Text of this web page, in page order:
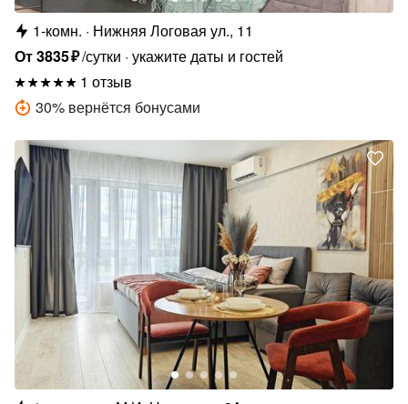
1-комн.
Нижняя Логовая ул., 11
От3835₽/сутки укажите даты и гостей
1 отзыв
30% вернётся бонусами